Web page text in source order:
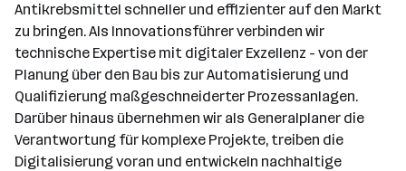
Antikrebsmittel schneller und effizienter auf den Markt
zu bringen. Als Innovationsführer verbinden wir
technische Expertise mit digitaler Exzellenz - von der
Planung über den Bau bis zur Automatisierung und
Qualifizierung maßgeschneiderter Prozessanlagen.
Darüber hinaus übernehmen wir als Generalplaner die
Verantwortung für komplexe Projekte, treiben die
Digitalisierung voran und entwickeln nachhaltige